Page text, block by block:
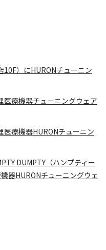
）にHURONチューニン
療機器チューニングウェア
療機器HURONチューニン
DUMPTY（ハンプティー
器HURONチューニングウェ